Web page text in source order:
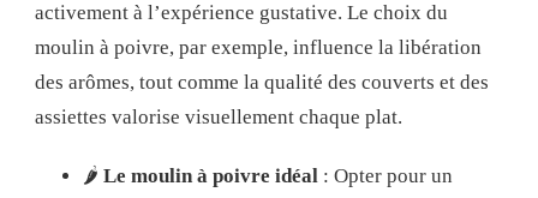
activement à l’expérience gustative. Le choix du
moulin à poivre, par exemple, influence la libération
des arômes, tout comme la qualité des couverts et des
assiettes valorise visuellement chaque plat.
🌶️ Le moulin à poivre idéal : Opter pour un